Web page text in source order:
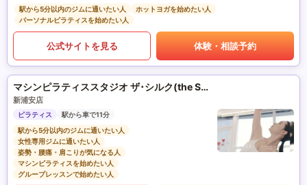
駅から5分以内のジムに通いたい人
ホットヨガを始めたい人
パーソナルピラティスを始めたい人
公式サイトを見る 体験・相談予約
マシンピラティススタジオ ザ･シルク(the SILK)
新浦安店
ピラティス
駅から車で11分
駅から5分以内のジムに通いたい人
女性専用ジムに通いたい人
姿勢・腰痛・肩こりが気になる人
マシンピラティスを始めたい人
グループレッスンで始めたい人